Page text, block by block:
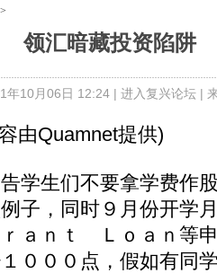
>
领汇暗藏投资陷阱
年10月06日 12:24 | 进入复兴论坛|
Quamnet提供)
生们不要拿学费作
子，同时９月份开学
ａｎｔ Ｌｏａｎ等
０００点，假如有同